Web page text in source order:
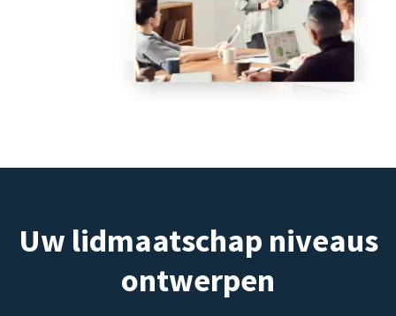
Uw lidmaatschap niveaus
ontwerpen